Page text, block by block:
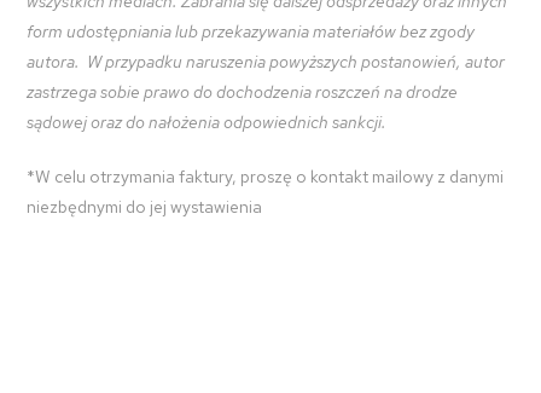
form udostępniania lub przekazywania materiałów bez zgody
autora. W przypadku naruszenia powyższych postanowień, autor
zastrzega sobie prawo do dochodzenia roszczeń na drodze
sądowej oraz do nałożenia odpowiednich sankcji.
*W celu otrzymania faktury, proszę o kontakt mailowy z danymi
niezbędnymi do jej wystawienia